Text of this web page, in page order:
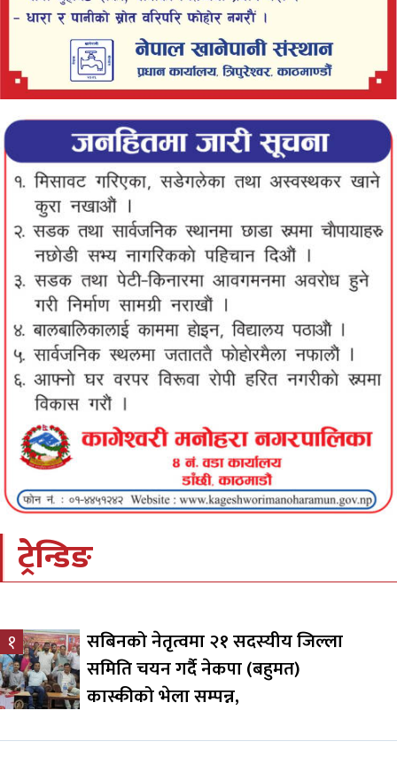
ट्रेन्डिङ
१
सबिनको नेतृत्वमा २१ सदस्यीय जिल्ला
समिति चयन गर्दै नेकपा (बहुमत)
कास्कीको भेला सम्पन्न,